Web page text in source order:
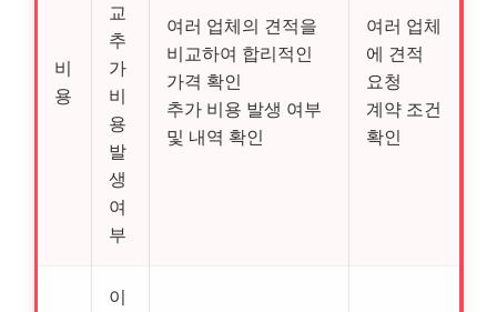
비
용
교
추
가
비
용
발
생
여
부
여러 업체의 견적을
비교하여 합리적인
가격 확인
추가 비용 발생 여부
및 내역 확인
여러 업체
에 견적
요청
계약 조건
확인
이